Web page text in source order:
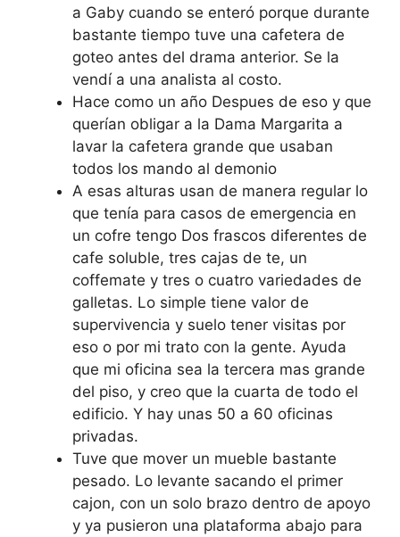
a Gaby cuando se enteró porque durante
bastante tiempo tuve una cafetera de
goteo antes del drama anterior. Se la
vendí a una analista al costo.
Hace como un año Despues de eso y que
querían obligar a la Dama Margarita a
lavar la cafetera grande que usaban
todos los mando al demonio
A esas alturas usan de manera regular lo
que tenía para casos de emergencia en
un cofre tengo Dos frascos diferentes de
cafe soluble, tres cajas de te, un
coffemate y tres o cuatro variedades de
galletas. Lo simple tiene valor de
supervivencia y suelo tener visitas por
eso o por mi trato con la gente. Ayuda
que mi oficina sea la tercera mas grande
del piso, y creo que la cuarta de todo el
edificio. Y hay unas 50 a 60 oficinas
privadas.
Tuve que mover un mueble bastante
pesado. Lo levante sacando el primer
cajon, con un solo brazo dentro de apoyo
y ya pusieron una plataforma abajo para